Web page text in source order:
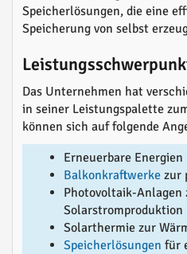
Speicherlösungen, die eine
Speicherung von selbst
Das Unternehmen hat
in seiner Leistungspalette
können sich auf folgende
Erneuerbare Energien
Balkonkraftwerke zur
Photovoltaik-Anlagen
Solarstromproduktion
Solarthermie zur
Speicherlösungen für